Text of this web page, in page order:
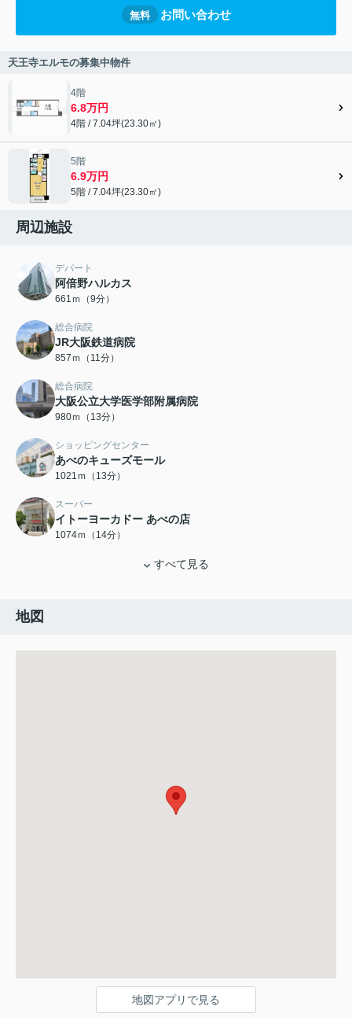
無料 お問い合わせ
天王寺エルモの募集中物件
4階
6.8万円
4階 / 7.04坪(23.30㎡)
5階
6.9万円
5階 / 7.04坪(23.30㎡)
周辺施設
デパート
阿倍野ハルカス
661ｍ（9分）
総合病院
JR大阪鉄道病院
857ｍ（11分）
総合病院
大阪公立大学医学部附属病院
980ｍ（13分）
ショッピングセンター
あべのキューズモール
1021ｍ（13分）
スーパー
イトーヨーカドー あべの店
1074ｍ（14分）
すべて見る
地図
地図アプリで見る